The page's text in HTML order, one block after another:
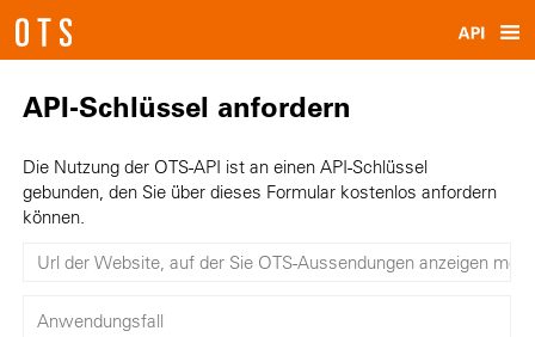
API-Schlüssel anfordern
Die Nutzung der OTS-API ist an einen API-Schlüssel
gebunden, den Sie über dieses Formular kostenlos anfordern
können.